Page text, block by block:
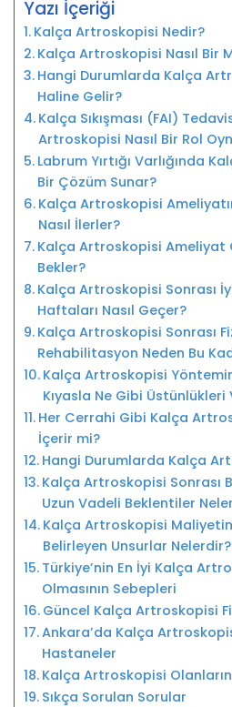
Yazı İçeriği
Kalça Artroskopisi Nedir?
Kalça Artroskopisi Nasıl Bir
Hangi Durumlarda Kalça
Haline Gelir?
Kalça Sıkışması (FAI)
Artroskopisi Nasıl Bir Rol
Labrum Yırtığı Varlığında
Bir Çözüm Sunar?
Kalça Artroskopisi
Nasıl İlerler?
Kalça Artroskopisi Ameliyat
Bekler?
Kalça Artroskopisi Sonrası
Haftaları Nasıl Geçer?
Kalça Artroskopisi Sonrası
Rehabilitasyon Neden Bu
Kalça Artroskopisi
Kıyasla Ne Gibi Üstünlükleri
Her Cerrahi Gibi Kalça
İçerir mi?
Hangi Durumlarda Kalça
Kalça Artroskopisi Sonrası
Uzun Vadeli Beklentiler
Kalça Artroskopisi
Belirleyen Unsurlar Nelerdir?
Türkiye’nin En İyi Kalça
Olmasının Sebepleri
Güncel Kalça Artroskopisi
Ankara’da Kalça
Hastaneler
Kalça Artroskopisi
Sıkça Sorulan Sorular